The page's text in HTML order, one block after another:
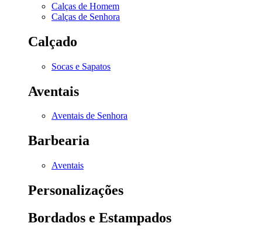
Calças de Homem
Calças de Senhora
Calçado
Socas e Sapatos
Aventais
Aventais de Senhora
Barbearia
Aventais
Personalizações
Bordados e Estampados